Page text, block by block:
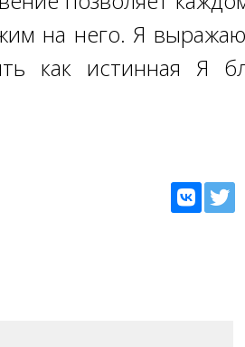
на него. Я
как истинная Я